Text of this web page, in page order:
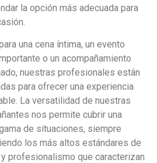
la opción más adecuada para
una cena íntima, un evento
o un acompañamiento
nuestras profesionales están
para ofrecer una experiencia
La versatilidad de nuestras
nos permite cubrir una
de situaciones, siempre
los más altos estándares de
profesionalismo que caracterizan